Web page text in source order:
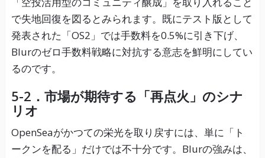
で失地回復を図るとみられます。既にテスト版として
発表された「OS2」では手数料を0.5%に引き下げ、
Blurのゼロ手数料戦略に対抗する意志を鮮明にしてい
るのです。
5-2．市場が期待する「再点火」のシナ
リオ
OpenSeaがかつての栄光を取り戻すには、単に「ト
ークンを配る」だけでは不十分です。Blurの強みは、